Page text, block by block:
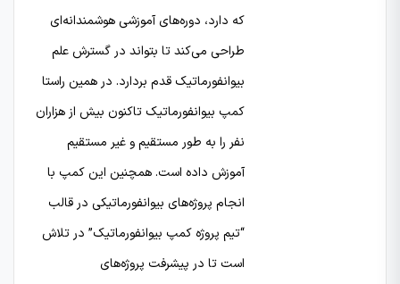
که دارد، دوره‌های آموزشی هوشمندانه‌ای
طراحی می‌کند تا بتواند در گسترش علم
بیوانفورماتیک قدم بردارد. در همین راستا
کمپ بیوانفورماتیک تاکنون بیش از هزاران
نفر را به طور مستقیم و غیر مستقیم
آموزش داده است. همچنین این کمپ با
انجام پروژه‌‌های بیوانفورماتیکی‌ در قالب
“تیم پروژه کمپ بیوانفورماتیک” در تلاش
است تا در پیشرفت پروژه‌های